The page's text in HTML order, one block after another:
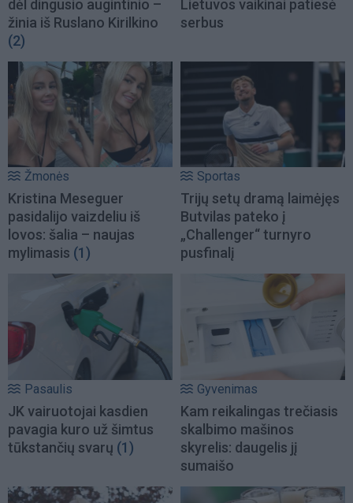
dėl dingusio augintinio –
žinia iš Ruslano Kirilkino
(2)
Lietuvos vaikinai patiesė
serbus
Žmonės
Kristina Meseguer
pasidalijo vaizdeliu iš
lovos: šalia – naujas
mylimasis (1)
Sportas
Trijų setų dramą laimėjęs
Butvilas pateko į
„Challenger“ turnyro
pusfinalį
Pasaulis
JK vairuotojai kasdien
pavagia kuro už šimtus
tūkstančių svarų (1)
Gyvenimas
Kam reikalingas trečiasis
skalbimo mašinos
skyrelis: daugelis jį
sumaišo